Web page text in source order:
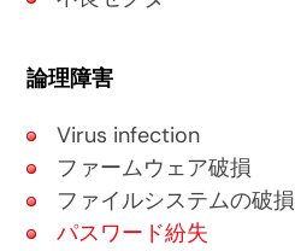
論理障害
Virus infection
ファームウェア破損
ファイルシステムの破損
パスワード紛失